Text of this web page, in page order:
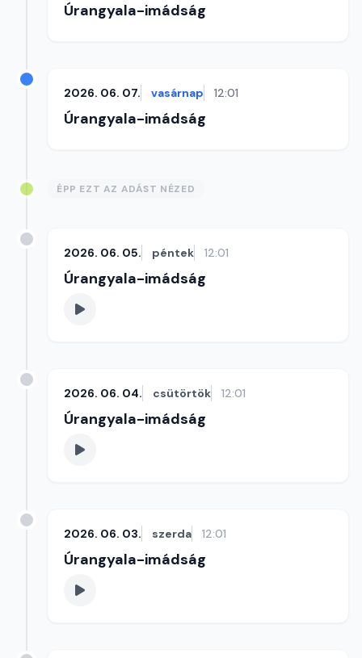
Úrangyala-imádság
2026. 06. 07. vasárnap 12:01
Úrangyala-imádság
ÉPP EZT AZ ADÁST NÉZED
2026. 06. 05. péntek 12:01
Úrangyala-imádság
2026. 06. 04. csütörtök 12:01
Úrangyala-imádság
2026. 06. 03. szerda 12:01
Úrangyala-imádság